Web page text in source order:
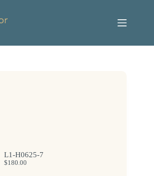
L1-H0625-7
$180.00